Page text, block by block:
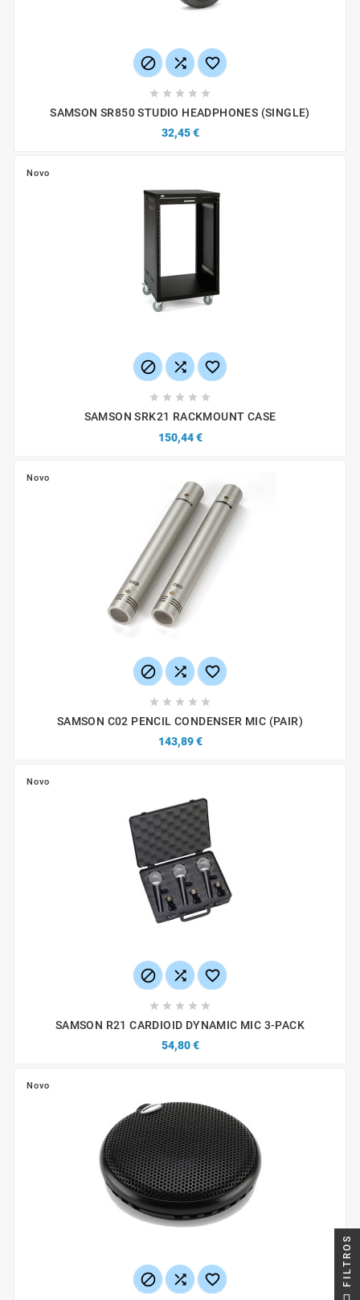
  
    
SAMSON SR850 STUDIO HEADPHONES (SINGLE)
32,45 €
Novo
  
    
SAMSON SRK21 RACKMOUNT CASE
150,44 €
Novo
  
    
SAMSON C02 PENCIL CONDENSER MIC (PAIR)
143,89 €
Novo
  
    
SAMSON R21 CARDIOID DYNAMIC MIC 3-PACK
54,80 €
Novo
   FILTROS